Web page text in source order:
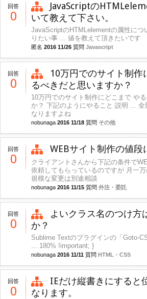
回答
0
JavaScriptの
いて教えて下さい。
JavaScriptのHTMLelementの属性につ
りたい事 ... 値を教えて頂きたいです
匿名 2016 11/26 質問 Javascript
回答
0
10万円でのサイト制作
るべきだと思いますか？
10万円でのサイト制作にどこまで や
か？ 下記のようにやること 説明 ... 全
なりますよね
nobunaga 2016 11/18 質問 その他
回答
0
WEBサイト制作の値段
クライアントさんから下記の条件で
依頼してもらっているのですが 月一
規模な変更は別途相談
nobunaga 2016 11/15 質問 外注・委託
回答
0
よいクラス名のつけ方
か？
Sublime Textのプラグインの「Goto-
... 180% !important; }
nobunaga 2016 11/11 質問 HTML・CSS
回答
0
IEだけ縦書きにすると
なります。